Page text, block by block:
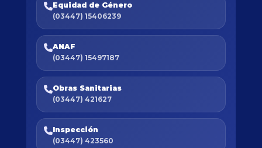
Equidad de Género
(03447) 15406239
ANAF
(03447) 15497187
Obras Sanitarias
(03447) 421627
Inspección
(03447) 423560